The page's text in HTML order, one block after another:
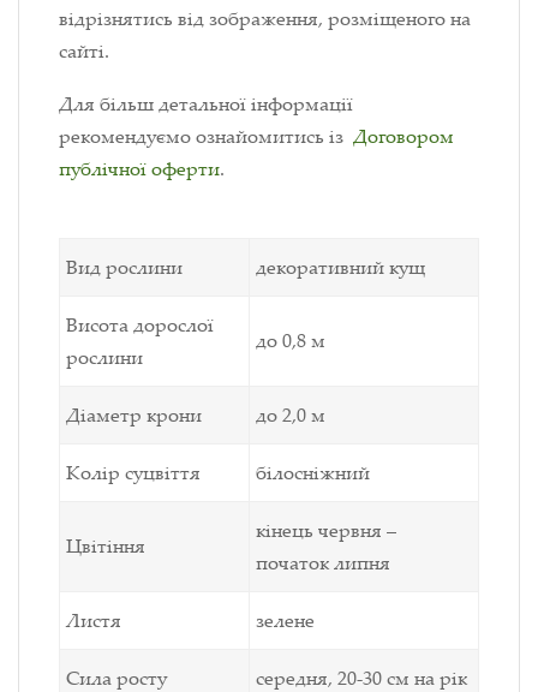
відрізнятись від зображення, розміщеного на
сайті.
Для більш детальної інформації
рекомендуємо ознайомитись із Договором
публічної оферти.
Вид рослини декоративний кущ
Висота дорослої
рослини
до 0,8 м
Діаметр крони до 2,0 м
Колір суцвіття білосніжний
Цвітіння
кінець червня –
початок липня
Листя зелене
Сила росту середня, 20-30 см на рік